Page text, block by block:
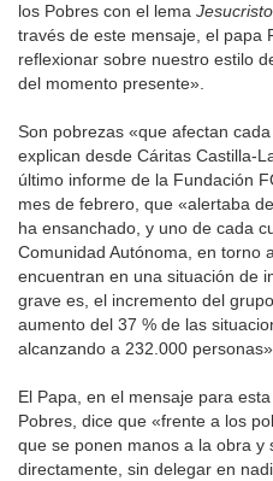
los Pobres con el lema
través de este mensaje, el papa
reflexionar sobre nuestro estilo
del momento presente».
Son pobrezas «que afectan
explican desde Cáritas Castilla-
último informe de la Fundación
mes de febrero, que «alertaba
ha ensanchado, y uno de cada
Comunidad Autónoma, en torno
encuentran en una situación de
grave es, el incremento del
aumento del 37 % de las
alcanzando a 232.000 personas».
El Papa, en el mensaje para
Pobres, dice que «frente a los
que se ponen manos a la obra y
directamente, sin delegar en